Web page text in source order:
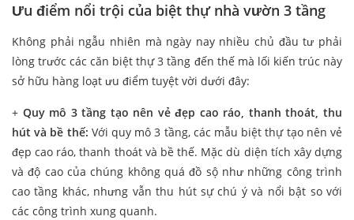
Ưu điểm nổi trội của biệt thự nhà vườn 3 tầng
Không phải ngẫu nhiên mà ngày nay nhiều chủ đầu tư phải
lòng trước các căn biệt thự 3 tầng đến thế mà lối kiến trúc này
sở hữu hàng loạt ưu điểm tuyệt vời dưới đây:
+ Quy mô 3 tầng tạo nên vẻ đẹp cao ráo, thanh thoát, thu
hút và bề thế: Với quy mô 3 tầng, các mẫu biệt thự tạo nên vẻ
đẹp cao ráo, thanh thoát và bề thế. Mặc dù diện tích xây dựng
và độ cao của chúng không quá đồ sộ như những công trình
cao tầng khác, nhưng vẫn thu hút sự chú ý và nổi bật so với
các công trình xung quanh.